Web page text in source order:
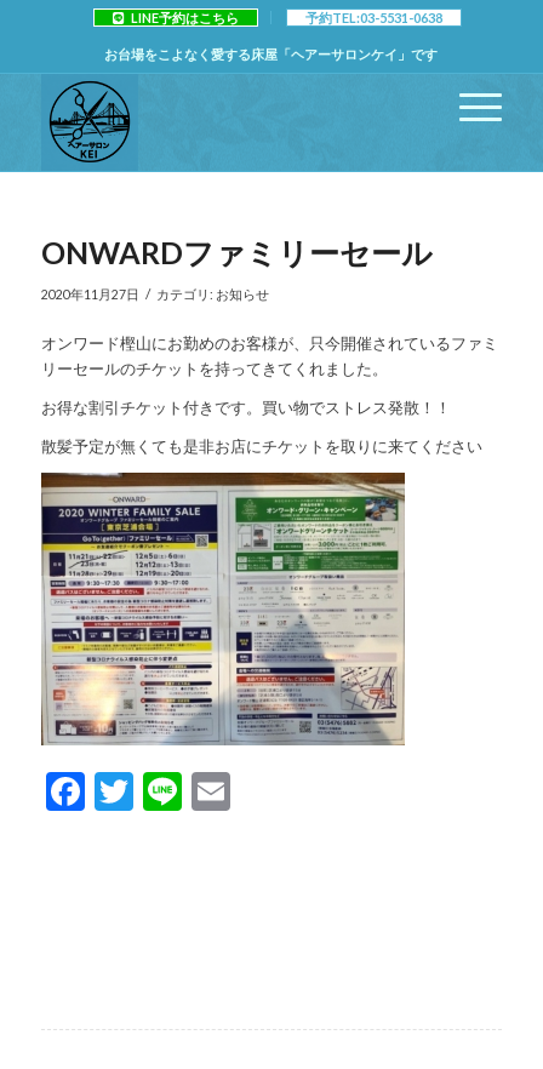
LINE予約はこちら 予約TEL:03-5531-0638
お台場をこよなく愛する床屋「ヘアーサロンケイ」です
ONWARDファミリーセール
2020年11月27日 / カテゴリ: お知らせ
オンワード樫山にお勤めのお客様が、只今開催されているファミ
リーセールのチケットを持ってきてくれました。
お得な割引チケット付きです。買い物でストレス発散！！
散髪予定が無くても是非お店にチケットを取りに来てください
Facebook
Twitter
LineEmail